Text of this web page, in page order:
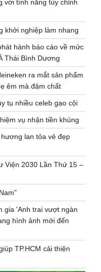
với tính năng tùy chỉnh
khởi nghiệp làm nhang
hành báo cáo về mức
Thái Bình Dương
ra mắt sản phẩm
êm mà đậm chất
tụ nhiều celeb gạo cội
vụ nhận tiền khủng
lan tỏa vẻ đẹp
Viện 2030 Lần Thứ 15 –
gia 'Anh trai vượt ngàn
hình ảnh mới đến
TP.HCM cải thiện